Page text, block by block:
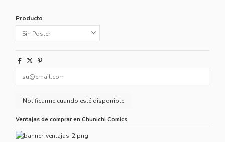
Producto
Ventajas de comprar en Chunichi Comics